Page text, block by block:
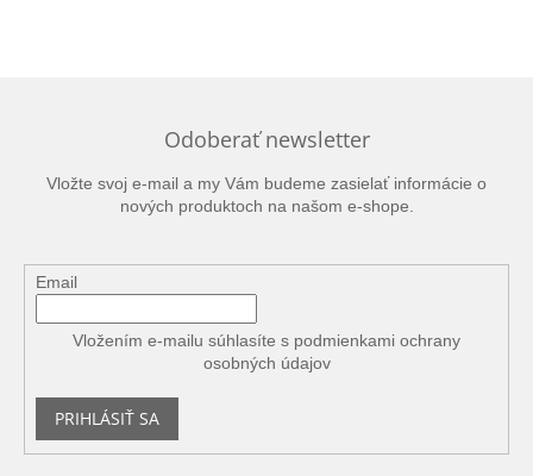
Odoberať newsletter
Vložte svoj e-mail a my Vám budeme zasielať informácie o
nových produktoch na našom e-shope.
Email
Vložením e-mailu súhlasíte s podmienkami ochrany
osobných údajov
PRIHLÁSIŤ SA